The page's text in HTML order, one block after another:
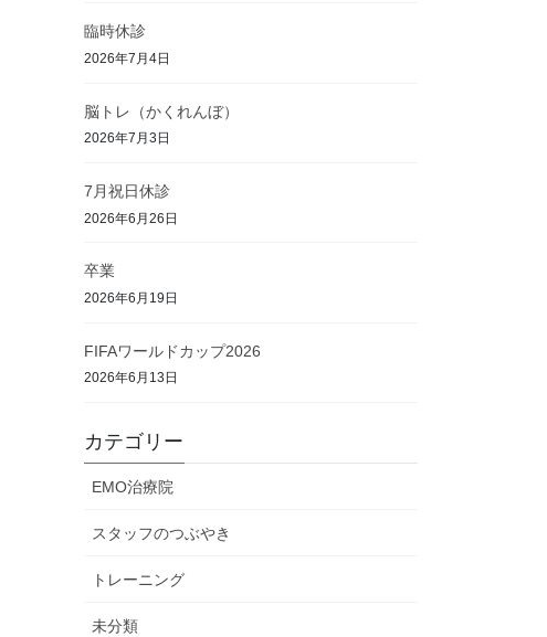
臨時休診
2026年7月4日
脳トレ（かくれんぼ）
2026年7月3日
7月祝日休診
2026年6月26日
卒業
2026年6月19日
FIFAワールドカップ2026
2026年6月13日
カテゴリー
EMO治療院
スタッフのつぶやき
トレーニング
未分類